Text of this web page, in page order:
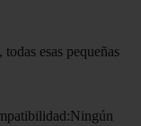
esas pequeñas
Ningún